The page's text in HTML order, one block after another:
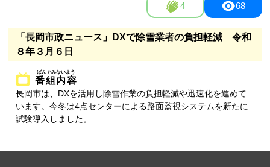
4 68
「長岡市政ニュース」DXで除雪業者の負担軽減 令和
８年３月６日
番組内容
長岡市は、DXを活用し除雪作業の負担軽減や迅速化を進めて
います。今冬は4点センターによる路面監視システムを新たに
試験導入しました。